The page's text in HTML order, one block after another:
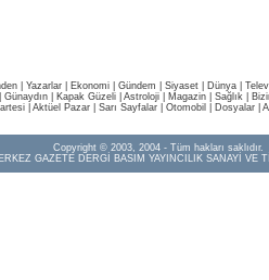
Yazarlar Ekonomi Gündem Siyaset Dünya |
Günaydın Kapak Güzeli Astroloji Magazin Sağlık
| Aktüel Pazar| Sarı Sayfalar| Otomobil Dosyalar|
Copyright © 2003, 2004 - Tüm hakları saklıdır.
GAZETE DERGİ BASIM YAYINCILIK SANAYİ VE